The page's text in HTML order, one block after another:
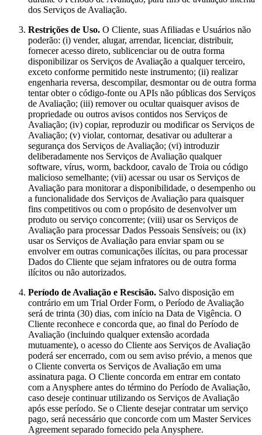
dos Serviços de Avaliação.
Restrições de Uso. O Cliente, suas Afiliadas e Usuários não
poderão: (i) vender, alugar, arrendar, licenciar, distribuir,
fornecer acesso direto, sublicenciar ou de outra forma
disponibilizar os Serviços de Avaliação a qualquer terceiro,
exceto conforme permitido neste instrumento; (ii) realizar
engenharia reversa, descompilar, desmontar ou de outra forma
tentar obter o código-fonte ou APIs não públicas dos Serviços
de Avaliação; (iii) remover ou ocultar quaisquer avisos de
propriedade ou outros avisos contidos nos Serviços de
Avaliação; (iv) copiar, reproduzir ou modificar os Serviços de
Avaliação; (v) violar, contornar, desativar ou adulterar a
segurança dos Serviços de Avaliação; (vi) introduzir
deliberadamente nos Serviços de Avaliação qualquer
software, vírus, worm, backdoor, cavalo de Troia ou código
malicioso semelhante; (vii) acessar ou usar os Serviços de
Avaliação para monitorar a disponibilidade, o desempenho ou
a funcionalidade dos Serviços de Avaliação para quaisquer
fins competitivos ou com o propósito de desenvolver um
produto ou serviço concorrente; (viii) usar os Serviços de
Avaliação para processar Dados Pessoais Sensíveis; ou (ix)
usar os Serviços de Avaliação para enviar spam ou se
envolver em outras comunicações ilícitas, ou para processar
Dados do Cliente que sejam infratores ou de outra forma
ilícitos ou não autorizados.
Período de Avaliação e Rescisão. Salvo disposição em
contrário em um Trial Order Form, o Período de Avaliação
será de trinta (30) dias, com início na Data de Vigência. O
Cliente reconhece e concorda que, ao final do Período de
Avaliação (incluindo qualquer extensão acordada
mutuamente), o acesso do Cliente aos Serviços de Avaliação
poderá ser encerrado, com ou sem aviso prévio, a menos que
o Cliente converta os Serviços de Avaliação em uma
assinatura paga. O Cliente concorda em entrar em contato
com a Anysphere antes do término do Período de Avaliação,
caso deseje continuar utilizando os Serviços de Avaliação
após esse período. Se o Cliente desejar contratar um serviço
pago, será necessário que concorde com um Master Services
Agreement separado fornecido pela Anysphere.